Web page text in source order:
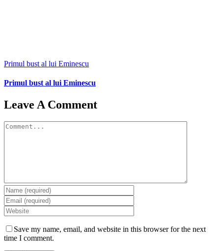
Primul bust al lui Eminescu
Primul bust al lui Eminescu
Leave A Comment
Comment
Save my name, email, and website in this browser for the next
time I comment.